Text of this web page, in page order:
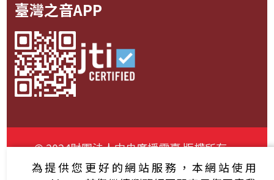
臺灣之音APP
© 2024財團法人中央廣播電臺 版權所有
資通安全政策聲明
服務條款 隱私權條款
為提供您更好的網站服務，本網站使用